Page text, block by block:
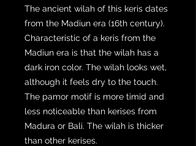
The ancient wilah of this keris dates
from the Madiun era (16th century).
Characteristic of a keris from the
Madiun era is that the wilah has a
dark iron color. The wilah looks wet,
although it feels dry to the touch.
The pamor motif is more timid and
less noticeable than kerises from
Madura or Bali. The wilah is thicker
than other kerises.